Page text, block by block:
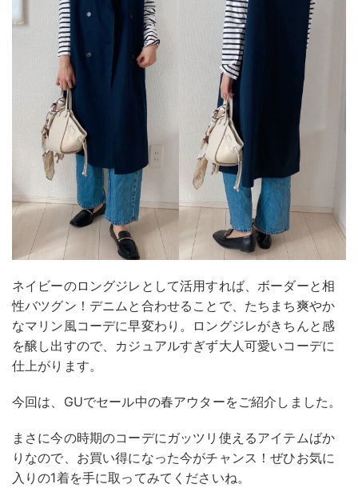
ネイビーのロングジレとして活用すれば、ボーダーと相
性バツグン！デニムと合わせることで、たちまち爽やか
なマリン風コーデに早変わり。ロングジレがきちんと感
を醸し出すので、カジュアルすぎず大人可愛いコーデに
仕上がります。
今回は、GUでセール中の春アウターをご紹介しました。
まさに今の時期のコーデにガッツリ使えるアイテムばか
りなので、お買い得になった今がチャンス！ぜひお気に
入りの1着を手に取ってみてくださいね。